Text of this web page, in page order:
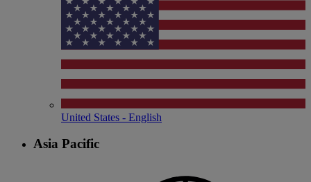
United States - English
Asia Pacific